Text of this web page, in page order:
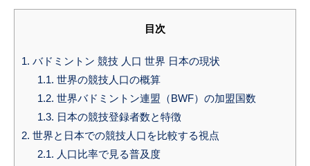
目次
1. バドミントン 競技 人口 世界 日本の現状
1.1. 世界の競技人口の概算
1.2. 世界バドミントン連盟（BWF）の加盟国数
1.3. 日本の競技登録者数と特徴
2. 世界と日本での競技人口を比較する視点
2.1. 人口比率で見る普及度